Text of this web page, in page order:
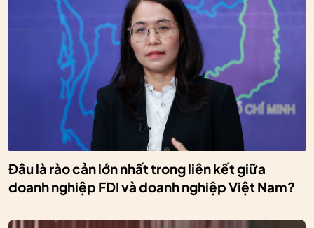
Đâu là rào cản lớn nhất trong liên kết giữa
doanh nghiệp FDI và doanh nghiệp Việt Nam?